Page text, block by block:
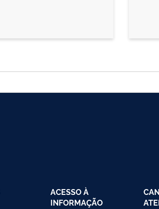
ACESSO À
INFORMAÇÃO